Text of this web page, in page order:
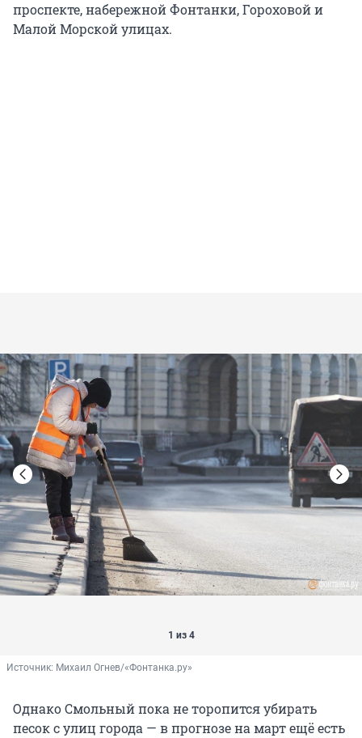
проспекте, набережной Фонтанки, Гороховой и
Малой Морской улицах.
1 из 4
Источник: Михаил Огнев/«Фонтанка.ру»
Однако Смольный пока не торопится убирать
песок с улиц города — в прогнозе на март ещё есть